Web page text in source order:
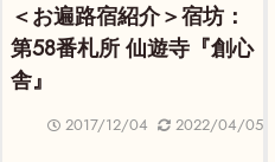
＜お遍路宿紹介＞宿坊：
第58番札所 仙遊寺『創心
舎』
2017/12/04 2022/04/05